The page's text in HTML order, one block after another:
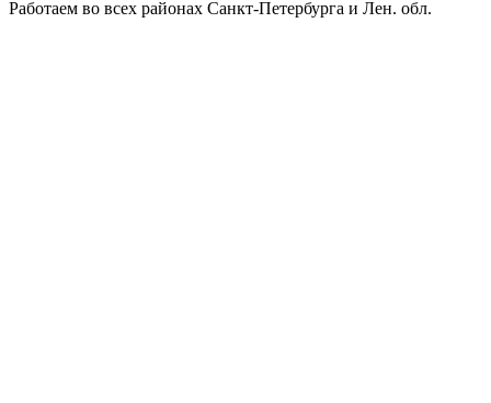
Работаем во всех районах Санкт-Петербурга и Лен. обл.